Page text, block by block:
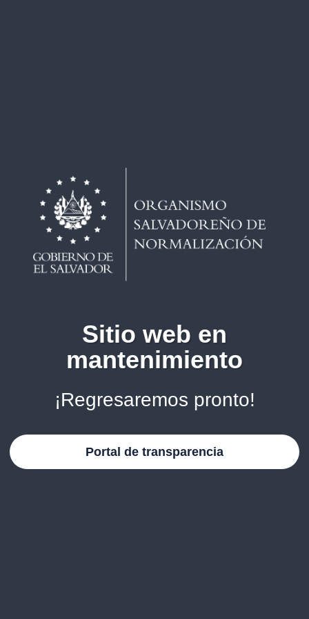
Sitio web en
mantenimiento
¡Regresaremos pronto!
Portal de transparencia